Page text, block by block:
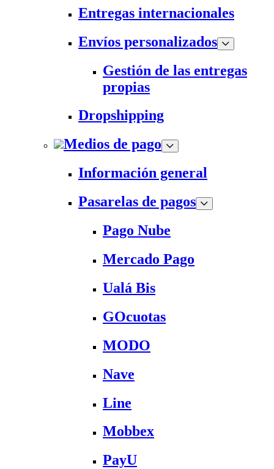
Entregas internacionales
Envíos personalizados
Gestión de las entregas
propias
Dropshipping
Medios de pago
Información general
Pasarelas de pagos
Pago Nube
Mercado Pago
Ualá Bis
GOcuotas
MODO
Nave
Line
Mobbex
PayU